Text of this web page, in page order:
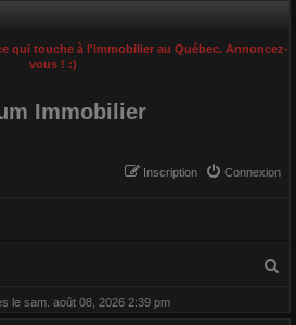
qui touche à l'immobilier au Québec. Annoncez-
vous ! :)
Immobilier
Connexion
Inscription
c
le sam. août 08, 2026 2:39 pm